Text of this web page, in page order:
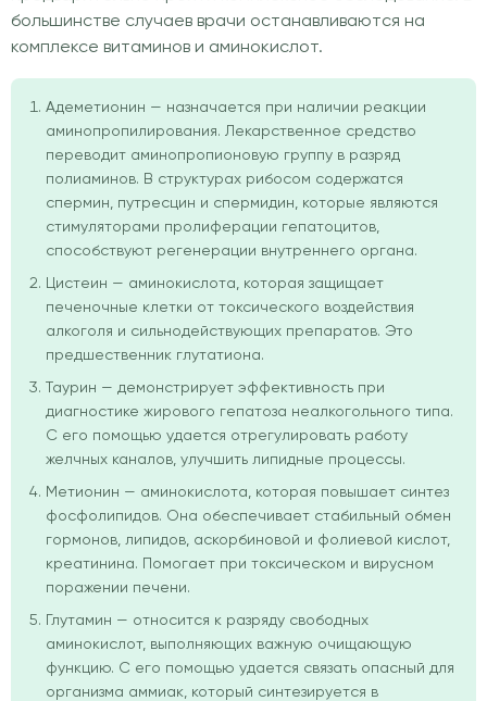
большинстве случаев врачи останавливаются на
комплексе витаминов и аминокислот.
Адеметионин — назначается при наличии реакции
аминопропилирования. Лекарственное средство
переводит аминопропионовую группу в разряд
полиаминов. В структурах рибосом содержатся
спермин, путресцин и спермидин, которые являются
стимуляторами пролиферации гепатоцитов,
способствуют регенерации внутреннего органа.
Цистеин — аминокислота, которая защищает
печеночные клетки от токсического воздействия
алкоголя и сильнодействующих препаратов. Это
предшественник глутатиона.
Таурин — демонстрирует эффективность при
диагностике жирового гепатоза неалкогольного типа.
С его помощью удается отрегулировать работу
желчных каналов, улучшить липидные процессы.
Метионин — аминокислота, которая повышает синтез
фосфолипидов. Она обеспечивает стабильный обмен
гормонов, липидов, аскорбиновой и фолиевой кислот,
креатинина. Помогает при токсическом и вирусном
поражении печени.
Глутамин — относится к разряду свободных
аминокислот, выполняющих важную очищающую
функцию. С его помощью удается связать опасный для
организма аммиак, который синтезируется в